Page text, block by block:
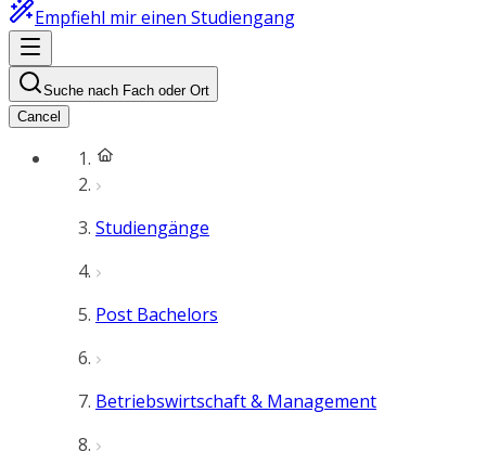
Empfiehl mir einen Studiengang
Suche nach Fach oder Ort
Cancel
Studiengänge
Post Bachelors
Betriebswirtschaft & Management